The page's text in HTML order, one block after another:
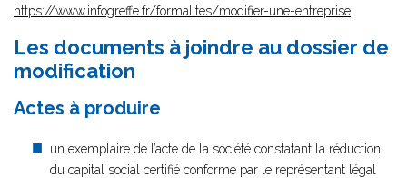
https://www.infogreffe.fr/formalites/modifier-une-entreprise
Les documents à joindre au dossier de
modification
Actes à produire
un exemplaire de l’acte de la société constatant la réduction
du capital social certifié conforme par le représentant légal